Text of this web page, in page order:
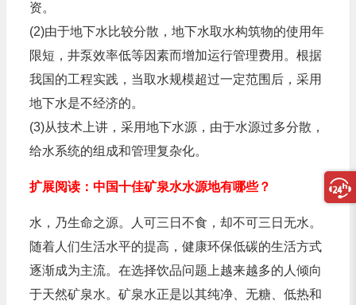
资。
(2)由于地下水比较分散，地下水取水构筑物的使用年
限短，井泵效率低等因素而增加运行管理费用。根据
我国的工程实践，当取水规模超过一定范围后，采用
地下水是不经济的。
(3)从技术上讲，采用地下水源，由于水源过多分散，
给水系统的组成和管理复杂化。
扩展阅读：中国十佳矿泉水水源地有哪些？
水，乃生命之源。人可三日不食，却不可三日无水。
随着人们生活水平的提高，健康环保低碳的生活方式
逐渐成为主流。在选择饮品问题上越来越多的人倾向
于天然矿泉水。矿泉水正是以其纯净、无糖、低热和